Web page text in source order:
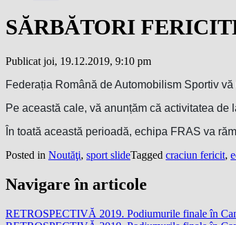
SĂRBĂTORI
Publicat joi, 19.12.2019, 9:10 pm
Federația Română de Automobilism Sportiv
Pe această cale, vă anunțăm că activitatea
În toată această perioadă, echipa FRAS va
Posted in Noutăţi, sport slideTagged craciun fericit,
Navigare în articole
RETROSPECTIVĂ 2019. Podiumurile finale în